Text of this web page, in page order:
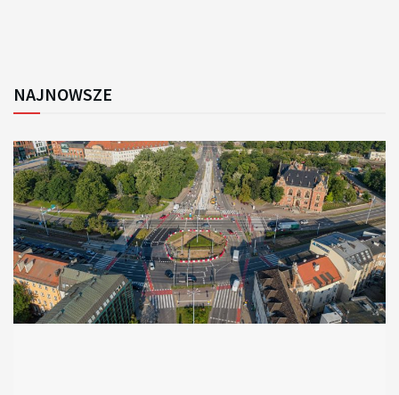
NAJNOWSZE